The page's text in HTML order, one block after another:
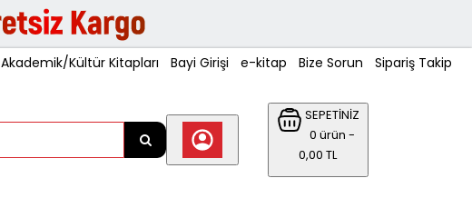
Akademik/Kültür Kitapları Bayi Girişi e-kitap Bize Sorun Sipariş Takip
SEPETİNİZ
0 ürün -
0,00 TL